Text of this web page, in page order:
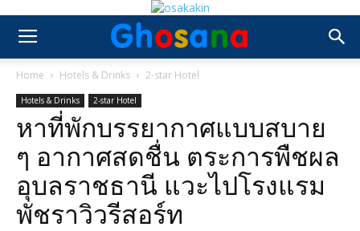
Home Hotels & Drinks 2-star Hotel
Hotels & Drinks 2-star Hotel
หาที่พักบรรยากาศแบบสบาย
ๆ อากาศสดชื่น ตระการพืชผล
อุบลราชธานี แวะไปโรงแรม
พัชราวิวรีสอร์ท